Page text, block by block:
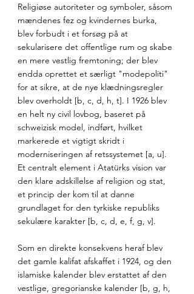
Religiøse autoriteter og symboler, såsom
mændenes fez og kvindernes burka,
blev forbudt i et forsøg på at
sekularisere det offentlige rum og skabe
en mere vestlig fremtoning; der blev
endda oprettet et særligt "modepoliti"
for at sikre, at de nye klædningsregler
blev overholdt [b, c, d, h, t]. I 1926 blev
en helt ny civil lovbog, baseret på
schweizisk model, indført, hvilket
markerede et vigtigt skridt i
moderniseringen af retssystemet [a, u].
Et centralt element i Atatürks vision var
den klare adskillelse af religion og stat,
et princip der kom til at danne
grundlaget for den tyrkiske republiks
sekulære karakter [b, c, d, e, f, g, v].
Som en direkte konsekvens heraf blev
det gamle kalifat afskaffet i 1924, og den
islamiske kalender blev erstattet af den
vestlige, gregorianske kalender [b, g, h,